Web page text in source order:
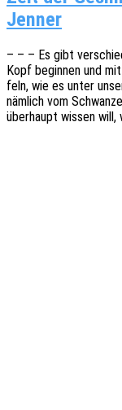
Jenner
– – – Es gibt
Kopf begin­nen und
feln, wie es unter
nämlich vom
über­haupt wissen will,